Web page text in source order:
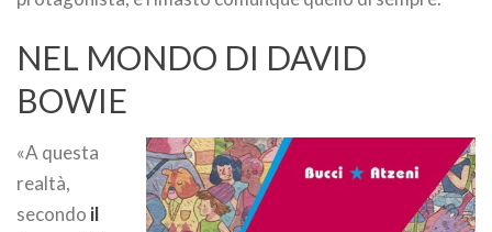
NEL MONDO DI DAVID
BOWIE
«A questa
realtà,
secondo il